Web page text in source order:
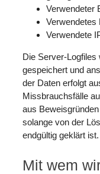
Verwendeter
Verwendetes
Verwendete
Die Server-Logfiles
gespeichert und
der Daten erfolgt
Missbrauchsfälle
aus
solange von der
endgültig geklärt ist.
Mit wem